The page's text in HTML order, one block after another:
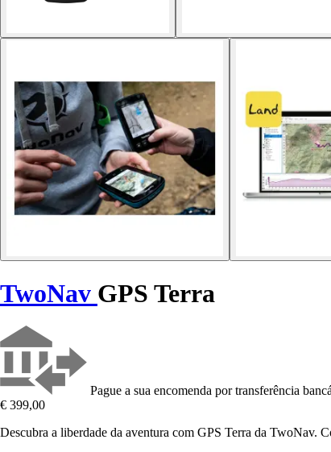
TwoNav GPS Terra
Pague a sua encomenda por transferência
€ 399,00
Descubra a liberdade da aventura com GPS Terra da TwoNav.